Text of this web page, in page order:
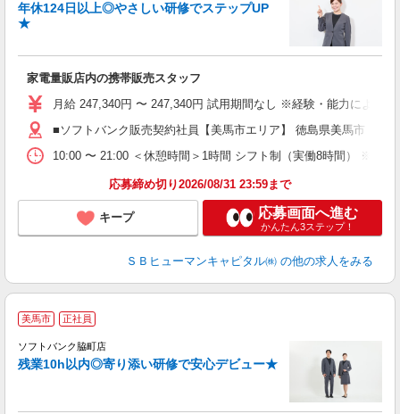
年休124日以上◎やさしい研修でステップUP
★
家電量販店内の携帯販売スタッフ
月給 247,340円 〜 247,340円 試用期間なし ※経験・能力による
■ソフトバンク販売契約社員【美馬市エリア】 徳島県美馬市
10:00 〜 21:00 ＜休憩時間＞1時間 シフト制（実働8時間） ※営
応募締め切り2026/08/31 23:59まで
キープ 応募画面へ進む
かんたん3ステップ！
ＳＢヒューマンキャピタル㈱ の他の求人をみる
美馬市 正社員
ソフトバンク脇町店
残業10h以内◎寄り添い研修で安心デビュー★